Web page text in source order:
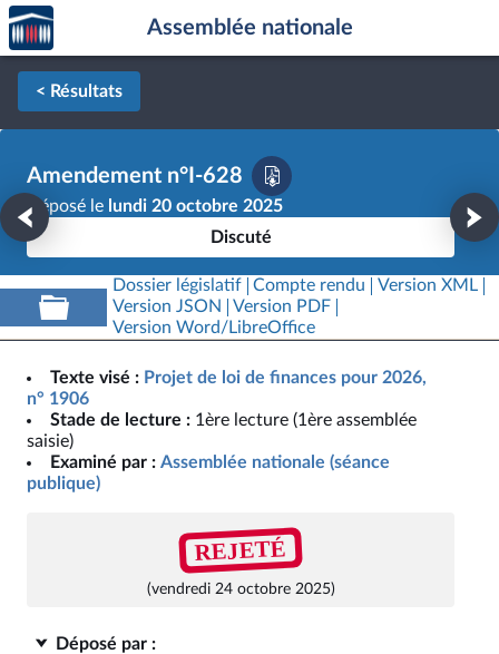
Aller au contenu
Aller en bas de la page
Accèder
à la
page
d'accueil
Assemblée nationale
< Résultats
Amendement n°I-628
Déposé le lundi 20 octobre 2025
Discuté
Dossier législatif Compte rendu
Version XML
Version JSON
Version PDF
Version Word/LibreOffice
Texte visé : Projet de loi de finances pour 2026,
n° 1906
Stade de lecture : 1ère lecture (1ère assemblée
saisie)
Examiné par : Assemblée nationale (séance
publique)
REJETÉ
(vendredi 24 octobre 2025)
Déposé par :